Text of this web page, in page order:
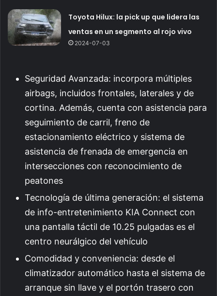
Toyota Hilux: la pick up que lidera las
ventas en un segmento al rojo vivo
2024-07-03
Seguridad Avanzada: incorpora múltiples
airbags, incluidos frontales, laterales y de
cortina. Además, cuenta con asistencia para
seguimiento de carril, freno de
estacionamiento eléctrico y sistema de
asistencia de frenada de emergencia en
intersecciones con reconocimiento de
peatones
Tecnología de última generación: el sistema
de info-entretenimiento KIA Connect con
una pantalla táctil de 10.25 pulgadas es el
centro neurálgico del vehículo
Comodidad y conveniencia: desde el
climatizador automático hasta el sistema de
arranque sin llave y el portón trasero con